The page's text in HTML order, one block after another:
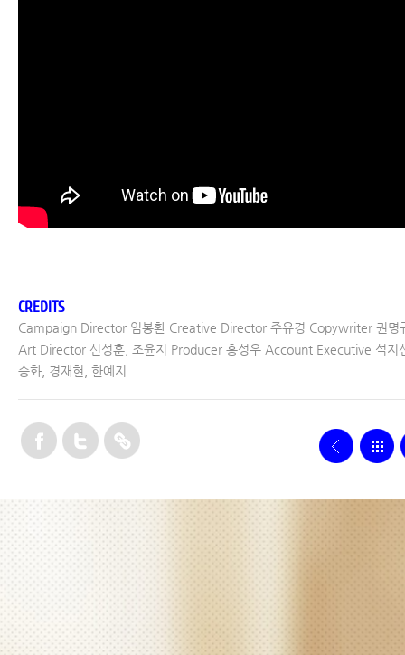
CREDITS
Campaign Director 임봉환 Creative Director 주유경 Copywriter 권명
Art Director 신성훈, 조윤지 Producer 홍성우 Account Executive 석지
승화, 경재현, 한예지